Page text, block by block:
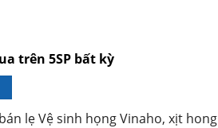
trên 5SP bất kỳ
lẹ Vệ sinh họng Vinaho, xịt hong